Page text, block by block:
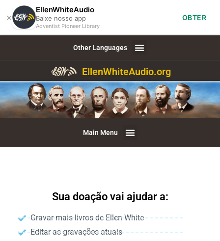
×
EllenWhiteAudio
Baixe nosso app
Adventist Pioneer Library
OBTER
Other Languages
EllenWhiteAudio.org
Main Menu
Sua doação vai ajudar a:
Gravar mais livros de Ellen White
Editar as gravações atuais